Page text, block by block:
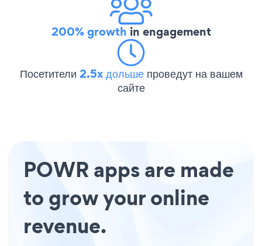
200% growth in engagement
Посетители 2.5x дольше проведут на вашем
сайте
POWR apps are made
to grow your online
revenue.